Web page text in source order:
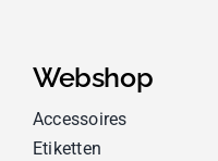
Webshop
Accessoires
Etiketten